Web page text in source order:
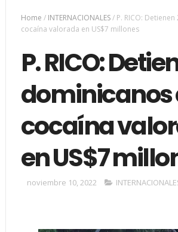
Home / INTERNACIONALES/ P. RICO:
cocaína valorada en US$7 millones
P. RICO:
dominicanos
cocaína
en US$7
noviembre 10, 2022